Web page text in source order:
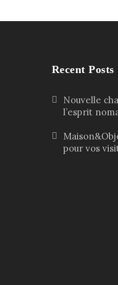
Recent Posts
Nouvelle
l’esprit
pour vos